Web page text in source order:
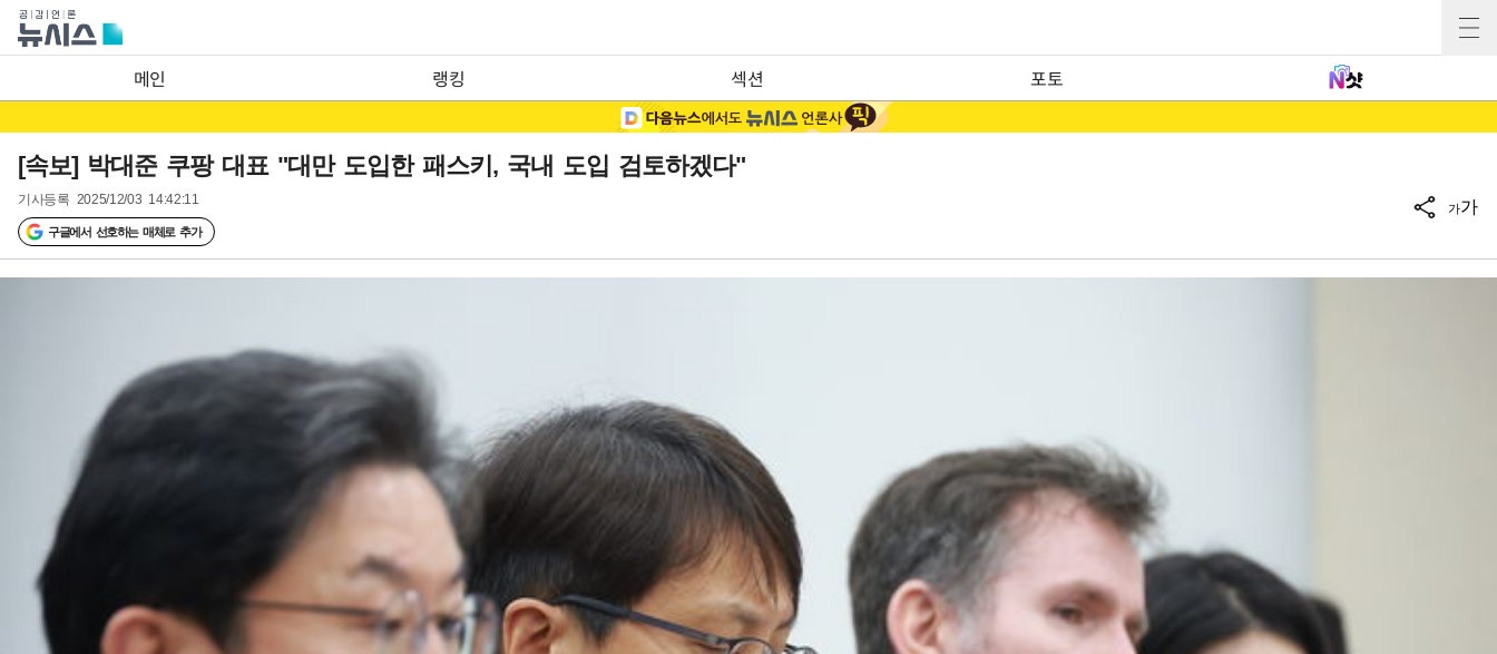
메인 랭킹 섹션 포토
[속보] 박대준 쿠팡 대표 "대만 도입한 패스키, 국내 도입 검토하겠다"
기사등록 2025/12/03 14:42:11
구글에서 선호하는 매체로 추가
가가